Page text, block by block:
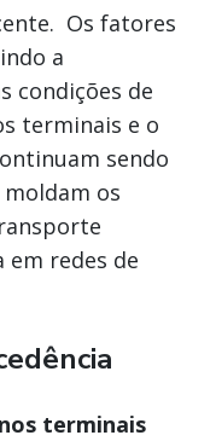
Os fatores
a
condições de
terminais e o
sendo
os
redes de
terminais